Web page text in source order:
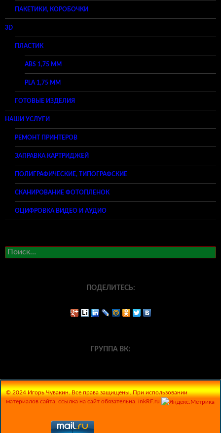
ПАКЕТИКИ, КОРОБОЧКИ
3D
ПЛАСТИК
ABS 1,75 ММ
PLA 1,75 ММ
ГОТОВЫЕ ИЗДЕЛИЯ
НАШИ УСЛУГИ
РЕМОНТ ПРИНТЕРОВ
ЗАПРАВКА КАРТРИДЖЕЙ
ПОЛИГРАФИЧЕСКИЕ, ТИПОГРАФСКИЕ
СКАНИРОВАНИЕ ФОТОПЛЕНОК
ОЦИФРОВКА ВИДЕО И АУДИО
Найти:
ПОДЕЛИТЕСЬ:
ГРУППА ВК:
© 2024 Игорь Чувакин. Все права защищены. При использовании
материалов сайта, ссылка на сайт обязательна. inkRF.ru